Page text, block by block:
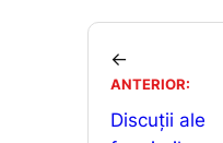
e
o
o
l
ta
a
z
←
ANTERIOR:
Discuții ale